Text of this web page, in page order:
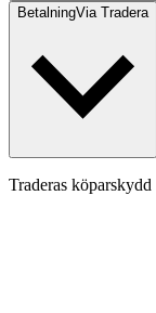
BetalningVia Tradera
Traderas köparskydd